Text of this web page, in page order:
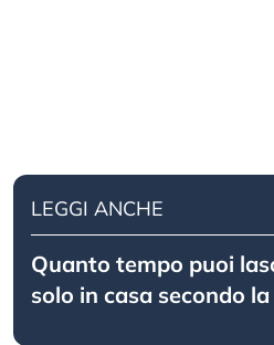
LEGGI ANCHE
Quanto tempo puoi
solo in casa secondo